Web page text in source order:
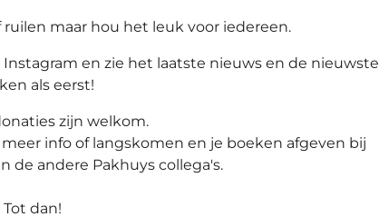
maar hou het leuk voor iedereen.
en zie het laatste nieuws en de nieuwste
als eerst!
zijn welkom.
info of langskomen en je boeken afgeven bij
de andere Pakhuys collega's.
Tot dan!